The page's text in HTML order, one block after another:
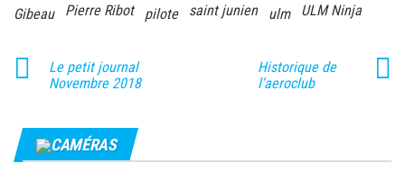
Gibeau
Pierre Ribot pilote saint junien ulm ULM Ninja
Le petit journal
Novembre 2018
Historique de
l’aeroclub
CAMÉRAS